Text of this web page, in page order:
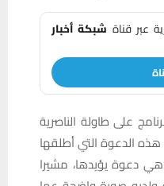
عبر قناة شبكة أخبار
على طاولة الناصرية
هذه الدعوة التي أطلقها
هي دعوة يؤيدها، مشيرا